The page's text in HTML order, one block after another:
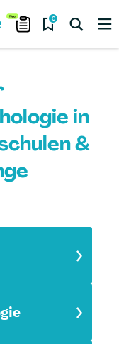
0
in
&